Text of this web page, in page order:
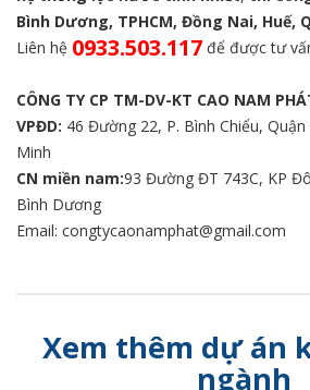
Bình Dương, TPHCM, Đồng Nai, Huế,
Liên hệ 0933.503.117 để được tư
CÔNG TY CP TM-DV-KT CAO NAM
VPĐD: 46 Đường 22, P. Bình Chiểu,
Minh
CN miền nam:93 Đường ĐT 743C, KP
Bình Dương
Email: congtycaonamphat@gmail.com
Xem thêm dự án
ngành